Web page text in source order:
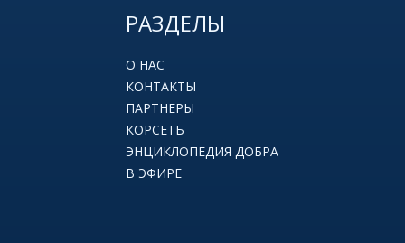
РАЗДЕЛЫ
О НАС
КОНТАКТЫ
ПАРТНЕРЫ
КОРСЕТЬ
ЭНЦИКЛОПЕДИЯ ДОБРА
В ЭФИРЕ